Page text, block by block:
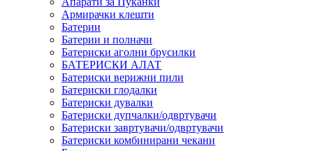
Армирачки клешти
Батерии
Батерии и полначи
Батериски аголни брусилки
БАТЕРИСКИ АЛАТ
Батериски верижни пили
Батериски глодалки
Батериски дувалки
Батериски дупчалки/одвртувачи
Батериски завртувачи/одвртувачи
Батериски комбинирани чекани